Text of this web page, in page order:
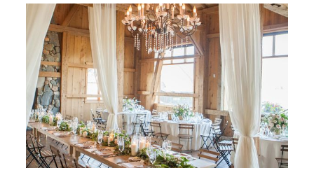
AC ACADEMY
PORTFOLIO
BLOG
KONTAKT